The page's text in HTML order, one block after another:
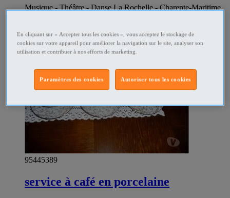
Musique - Théâtre - Danse La Rochelle - Charente-Maritime
95445389
service à café en porcelaine
En cliquant sur « Accepter tous les cookies », vous acceptez le stockage de
cookies sur votre appareil pour améliorer la navigation sur le site, analyser son
utilisation et contribuer à nos efforts de marketing.
Autoriser tous les cookies
Paramètres des cookies